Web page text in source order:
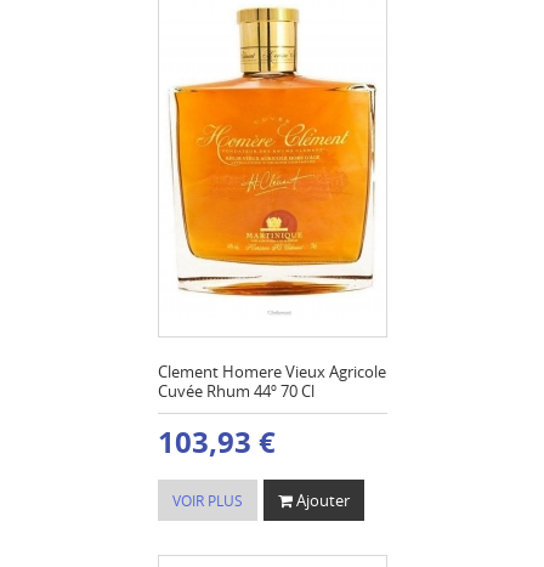
Clement Homere Vieux Agricole
Cuvée Rhum 44º 70 Cl
103,93 €
VOIR PLUS Ajouter